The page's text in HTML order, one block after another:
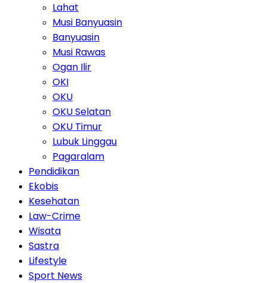
Lahat
Musi Banyuasin
Banyuasin
Musi Rawas
Ogan Ilir
OKI
OKU
OKU Selatan
OKU Timur
Lubuk Linggau
Pagaralam
Pendidikan
Ekobis
Kesehatan
Law-Crime
Wisata
Sastra
Lifestyle
Sport News